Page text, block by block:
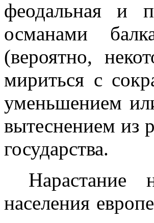
феодальная и
османами
(вероятно,
ми­риться с
уменьшением
вытеснением из
государства.
Нарастание
населения